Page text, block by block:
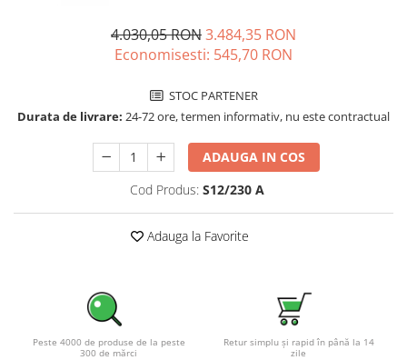
Invertoare Off-grid
Controlere solare
PWM
Convertoare de tensiune
Sisteme de stocare energie
Sisteme de Stocare Comerciale
Sisteme fotovoltaice de putere
mica (rulota/caravan/case de
vacanta)
Sisteme fotovoltaice profesionale
4.030,05 RON3.484,35 RON
Economisesti: 545,70 RON
STOC PARTENER
Durata de livrare: 24-72 ore, termen informativ, nu este contractual
ADAUGA IN COS
Cod Produs: S12/230 A
Adauga la Favorite
Peste 4000 de produse de la peste
300 de mărci
Retur simplu și rapid în până la 14
zile